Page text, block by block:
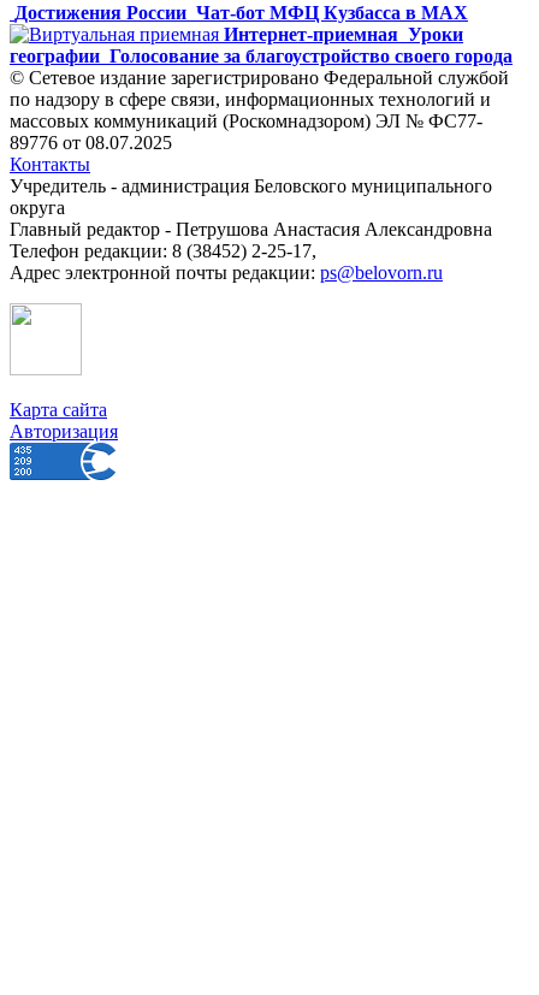
Достижения России Чат-бот МФЦ Кузбасса в MAX
Интернет-приемная Уроки
географии Голосование за благоустройство своего города
© Сетевое издание зарегистрировано Федеральной службой
по надзору в сфере связи, информационных технологий и
массовых коммуникаций (Роскомнадзором) ЭЛ № ФС77-
89776 от 08.07.2025
Контакты
Учредитель - администрация Беловского муниципального
округа
Главный редактор - Петрушова Анастасия Александровна
Телефон редакции: 8 (38452) 2-25-17,
Адрес электронной почты редакции: ps@belovorn.ru
Карта сайта
Авторизация